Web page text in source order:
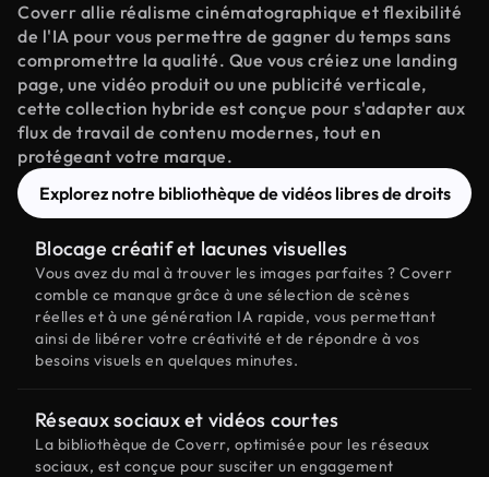
Coverr allie réalisme cinématographique et flexibilité
de l'IA pour vous permettre de gagner du temps sans
compromettre la qualité. Que vous créiez une landing
page, une vidéo produit ou une publicité verticale,
cette collection hybride est conçue pour s'adapter aux
flux de travail de contenu modernes, tout en
protégeant votre marque.
Explorez notre bibliothèque de vidéos libres de droits
Blocage créatif et lacunes visuelles
Vous avez du mal à trouver les images parfaites ? Coverr
comble ce manque grâce à une sélection de scènes
réelles et à une génération IA rapide, vous permettant
ainsi de libérer votre créativité et de répondre à vos
besoins visuels en quelques minutes.
Réseaux sociaux et vidéos courtes
La bibliothèque de Coverr, optimisée pour les réseaux
sociaux, est conçue pour susciter un engagement